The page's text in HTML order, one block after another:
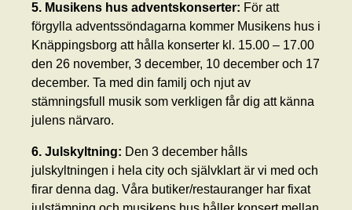
5. Musikens hus adventskonserter: För att
förgylla adventssöndagarna kommer Musikens hus i
Knäppingsborg att hålla konserter kl. 15.00 – 17.00
den 26 november, 3 december, 10 december och 17
december. Ta med din familj och njut av
stämningsfull musik som verkligen får dig att känna
julens närvaro.
6. Julskyltning: Den 3 december hålls
julskyltningen i hela city och självklart är vi med och
firar denna dag. Våra butiker/restauranger har fixat